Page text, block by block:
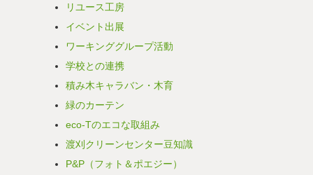
リユース工房
イベント出展
ワーキンググループ活動
学校との連携
積み木キャラバン・木育
緑のカーテン
eco-Tのエコな取組み
渡刈クリーンセンター豆知識
P&P（フォト＆ポエジー）